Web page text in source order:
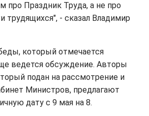
про Праздник Труда, а не про
трудящихся", - сказал Владимир
который отмечается
ведется обсуждение. Авторы
подан на рассмотрение и
Министров, предлагают
дату с 9 мая на 8.